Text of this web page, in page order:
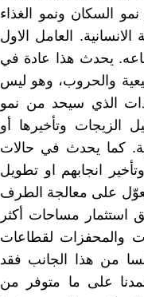
السكان ونمو الغذاء
العامل الاول
يحدث هذا عادة في
والحروب، وهو ليس
الذي سيحد من نمو
وتأخيرها أو
كما يحدث في حالات
انجابهم او تطويل
على معالجة الطرف
استثمار مساحات أكثر
والمحفزات لقطاعات
من هذا الجانب فقد
على ما متوفر من